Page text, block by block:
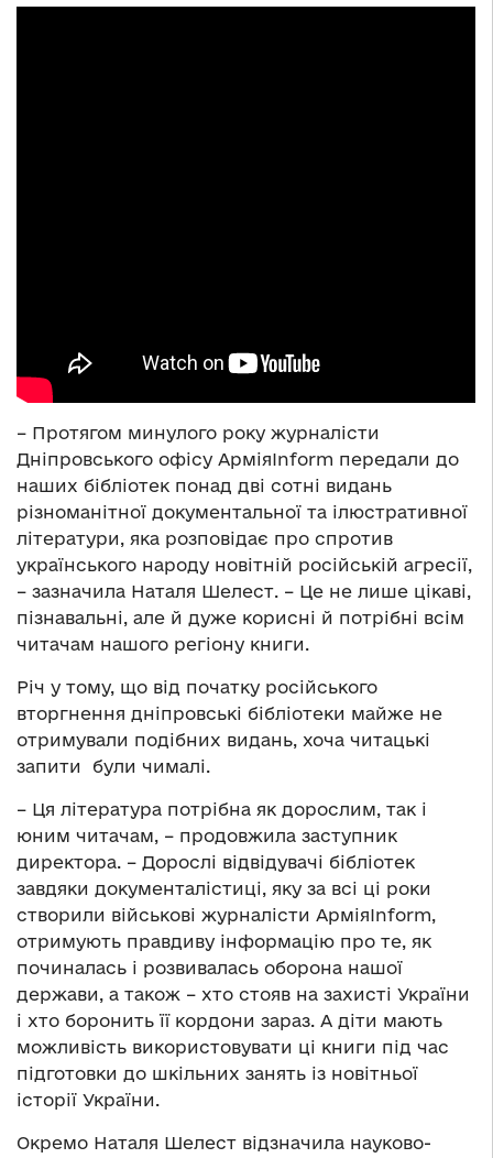
– Протягом минулого року журналісти
Дніпровського офісу АрміяInform передали до
наших бібліотек понад дві сотні видань
різноманітної документальної та ілюстративної
літератури, яка розповідає про спротив
українського народу новітній російській агресії,
– зазначила Наталя Шелест. – Це не лише цікаві,
пізнавальні, але й дуже корисні й потрібні всім
читачам нашого регіону книги.
Річ у тому, що від початку російського
вторгнення дніпровські бібліотеки майже не
отримували подібних видань, хоча читацькі
запити були чималі.
– Ця література потрібна як дорослим, так і
юним читачам, – продовжила заступник
директора. – Дорослі відвідувачі бібліотек
завдяки документалістиці, яку за всі ці роки
створили військові журналісти АрміяInform,
отримують правдиву інформацію про те, як
починалась і розвивалась оборона нашої
держави, а також – хто стояв на захисті України
і хто боронить її кордони зараз. А діти мають
можливість використовувати ці книги під час
підготовки до шкільних занять із новітньої
історії України.
Окремо Наталя Шелест відзначила науково-